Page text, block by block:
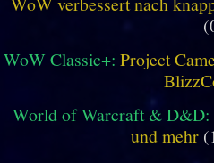
WoW Classic+: Project
World of Warcraft & D&D:
und mehr